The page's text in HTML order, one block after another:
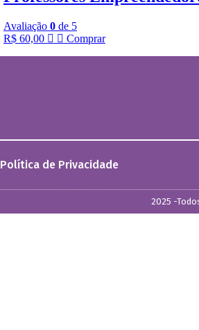
Avaliação 0 de 5
R$ 60,00 Comprar
Política de Privacidade
2025 -